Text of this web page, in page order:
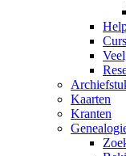
Kaarten
Kranten